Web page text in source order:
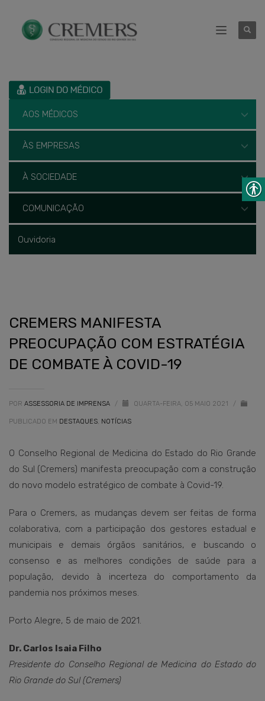
AOS MÉDICOS
ÀS EMPRESAS
À SOCIEDADE
COMUNICAÇÃO
Ouvidoria
CREMERS MANIFESTA
PREOCUPAÇÃO COM ESTRATÉGIA
DE COMBATE À COVID-19
POR ASSESSORIA DE IMPRENSA / QUARTA-FEIRA, 05 MAIO 2021 /
PUBLICADO EM DESTAQUES, NOTÍCIAS
O Conselho Regional de Medicina do Estado do Rio Grande
do Sul (Cremers) manifesta preocupação com a construção
do novo modelo estratégico de combate à Covid-19.
Para o Cremers, as mudanças devem ser feitas de forma
colaborativa, com a participação dos gestores estadual e
municipais e demais órgãos sanitários, e buscando o
consenso e as melhores condições de saúde para a
população, devido à incerteza do comportamento da
pandemia nos próximos meses.
Porto Alegre, 5 de maio de 2021.
Dr. Carlos Isaia Filho
Presidente do Conselho Regional de Medicina do Estado do
Rio Grande do Sul (Cremers)